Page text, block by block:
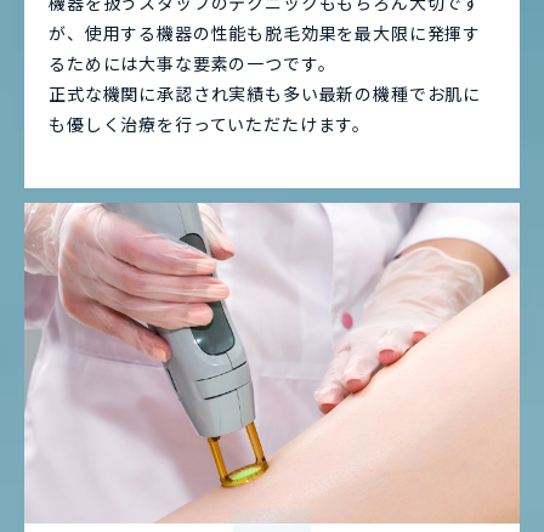
が、使用する機器の性能も脱毛効果を最大限に発揮す
るためには大事な要素の一つです。
正式な機関に承認され実績も多い最新の機種でお肌に
も優しく治療を行っていただたけます。